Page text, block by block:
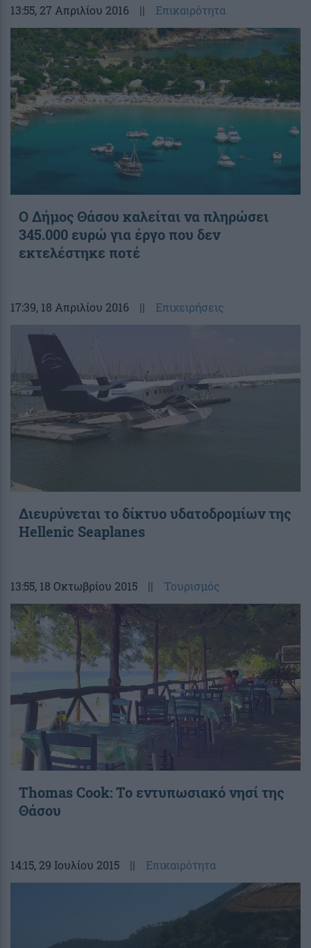
13:55, 27 Απριλίου 2016 || Επικαιρότητα
Ο Δήμος Θάσου καλείται να πληρώσει
345.000 ευρώ για έργο που δεν
εκτελέστηκε ποτέ
17:39, 18 Απριλίου 2016 || Επιχειρήσεις
Διευρύνεται το δίκτυο υδατοδρομίων της
Hellenic Seaplanes
13:55, 18 Οκτωβρίου 2015 || Τουρισμός
Thomas Cook: Το εντυπωσιακό νησί της
Θάσου
14:15, 29 Ιουλίου 2015 || Επικαιρότητα